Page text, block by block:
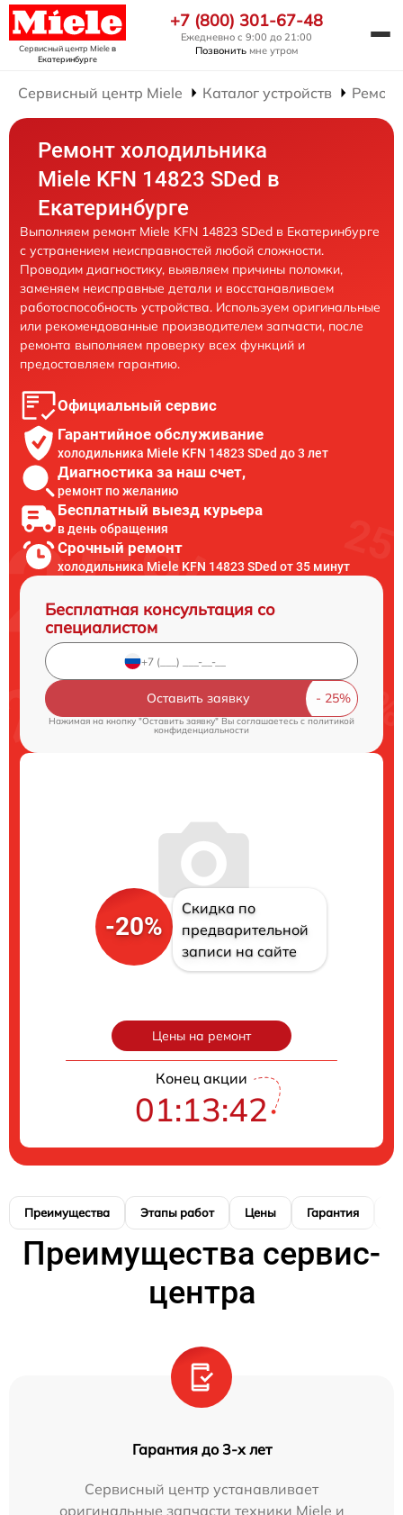
Сервисный центр Mieleв
Екатеринбурге
+7 (800) 301-67-48
Ежедневно с 9:00 до 21:00
Позвонить мне утром
Сервисный центр Miele Каталог устройств
Ремонт холодильника
Miele KFN 14823 SDed в
Екатеринбурге
Выполняем ремонт Miele KFN 14823 SDed в Екатеринбурге
с устранением неисправностей любой сложности.
Проводим диагностику, выявляем причины поломки,
заменяем неисправные детали и восстанавливаем
работоспособность устройства. Используем оригинальные
или рекомендованные производителем запчасти, после
ремонта выполняем проверку всех функций и
предоставляем гарантию.
Официальный сервис
Гарантийное обслуживание
холодильника Miele KFN 14823 SDed до 3 лет
Диагностика за наш счет,
ремонт по желанию
Бесплатный выезд курьера
в день обращения
Срочный ремонт
холодильника Miele KFN 14823 SDed от 35 минут
Бесплатная консультация со
специалистом
Оставить заявку
Нажимая на кнопку "Оставить заявку" Вы соглашаетесь cполитикой
конфиденциальности
-20%
Скидка по
предварительной
записи на сайте
Цены на ремонт
Конец акции
01:13:41
Преимущества Этапы работ Цены Гарантия
Преимущества сервис-
центра
Гарантия до 3-х лет
Сервисный центр устанавливает
оригинальные запчасти техники Miele и